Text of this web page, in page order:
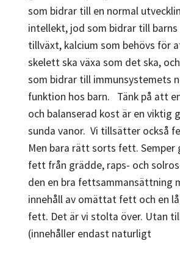
som bidrar till en normal
intellekt, jod som bidrar till barns
tillväxt, kalcium som behövs för
skelett ska växa som det ska,
som bidrar till immunsystemets
funktion hos barn. Tänk på att
och balanserad kost är en viktig
sunda vanor. Vi tillsätter också
Men bara rätt sorts fett. Semper
fett från grädde, raps- och
den en bra fettsammansättning
innehåll av omättat fett och en
fett. Det är vi stolta över. Utan
(innehåller endast naturligt